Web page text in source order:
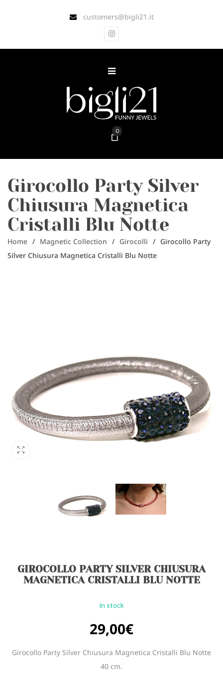
customers@bigli21.it
0
Girocollo Party Silver
Chiusura Magnetica
Cristalli Blu Notte
Home / Magnetic Collection / Girocolli / Girocollo Party
Silver Chiusura Magnetica Cristalli Blu Notte
GIROCOLLO PARTY SILVER CHIUSURA
MAGNETICA CRISTALLI BLU NOTTE
in stock
29,00€
Girocollo Party Silver Chiusura Magnetica Cristalli Blu Notte
40 cm.